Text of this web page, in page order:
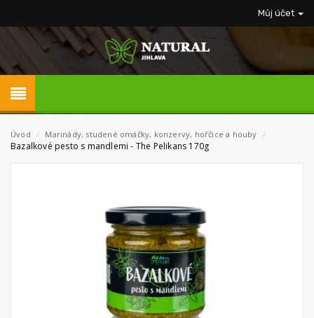
Můj účet
Úvod / Marinády, studené omáčky, konzervy, hořčice a houby /
Bazalkové pesto s mandlemi - The Pelikans 170g